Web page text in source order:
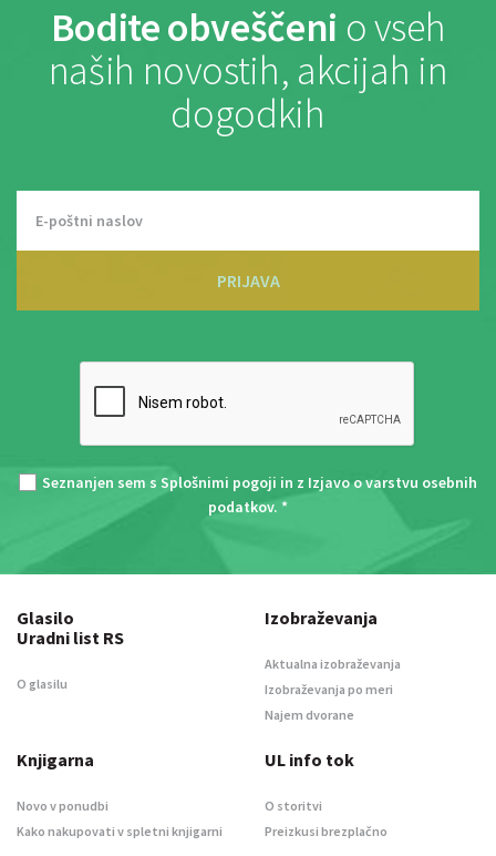
Bodite obveščeni o vseh
naših novostih, akcijah in
dogodkih
PRIJAVA
Seznanjen sem s Splošnimi pogoji in z Izjavo o varstvu osebnih
podatkov. *
Glasilo
Uradni list RS
O glasilu
Izobraževanja
Aktualna izobraževanja
Izobraževanja po meri
Najem dvorane
Knjigarna
Novo v ponudbi
Kako nakupovati v spletni knjigarni
UL info tok
O storitvi
Preizkusi brezplačno